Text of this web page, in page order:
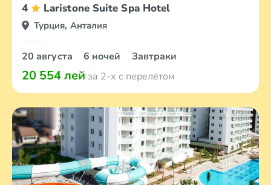
4 Laristone Suite Spa Hotel
Турция, Анталия
20 августа 6 ночей Завтраки
20 554 лей за 2-х с перелётом